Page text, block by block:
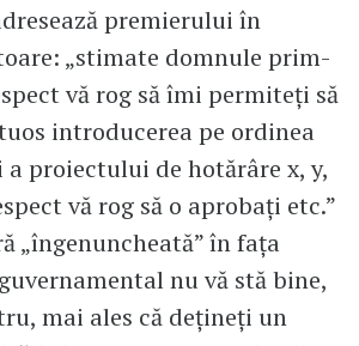
premierului în
„stimate domnule prim-
vă rog să îmi permiteți să
introducerea pe ordinea
a proiectului de hotărâre x, y,
vă rog să o aprobați etc.”
„îngenuncheată” în fața
nu vă stă bine,
mai ales că dețineți un